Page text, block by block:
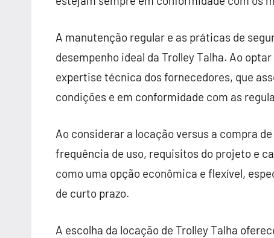
A manutenção regular e as práticas de
desempenho ideal da Trolley Talha. Ao
expertise técnica dos fornecedores, que
condições e em conformidade com as
Ao considerar a locação versus a compra
frequência de uso, requisitos do projeto e
como uma opção econômica e flexível,
de curto prazo.
A escolha da locação de Trolley Talha